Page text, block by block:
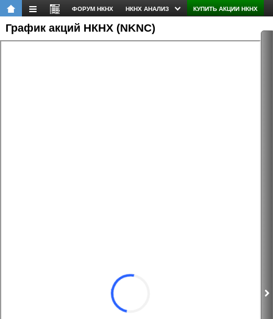
ФОРУМ НКНХ НКНХ АНАЛИЗ КУПИТЬ АКЦИИ НКНХ
График акций НКНХ (NKNC)